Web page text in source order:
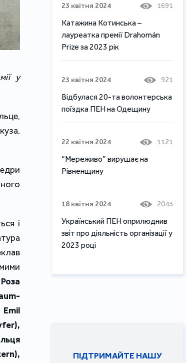
у
і
23 квітня 2024 1691
Катажина Котинська –
лауреатка премії Drahomán
Prize за 2023 рік
23 квітня 2024 921
Відбулася 20-та волонтерська
поїздка ПЕН на Одещину
22 квітня 2024 1121
“Мереживо” вирушає на
Рівненщину
18 квітня 2024 2043
Український ПЕН оприлюднив
звіт про діяльність організації у
2023 році
ПІДТРИМАЙТЕ НАШУ